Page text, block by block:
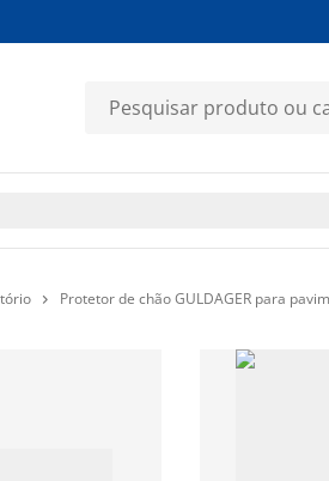
 Protetor de chão GULDAGER para